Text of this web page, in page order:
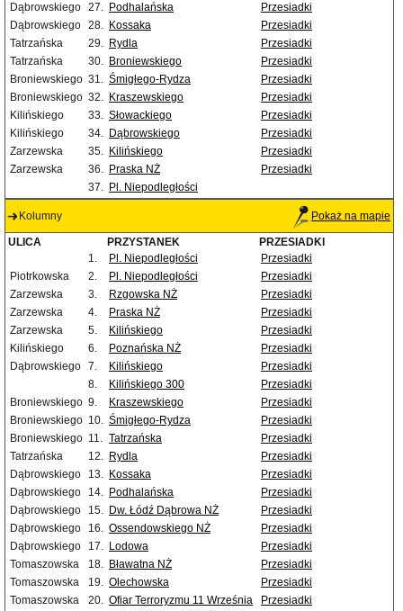
Dąbrowskiego 27. Podhalańska
Przesiadki
Dąbrowskiego 28. Kossaka
Przesiadki
Tatrzańska
29. Rydla
Przesiadki
Tatrzańska
30. Broniewskiego
Przesiadki
Broniewskiego 31. Śmigłego-Rydza
Przesiadki
Broniewskiego 32. Kraszewskiego
Przesiadki
Kilińskiego
33. Słowackiego
Przesiadki
Kilińskiego
34. Dąbrowskiego
Przesiadki
Zarzewska
35. Kilińskiego
Przesiadki
Zarzewska
36. Praska NŻ
Przesiadki
37. Pl. Niepodległości
Kolumny Pokaż na mapie
ULICA PRZYSTANEK
PRZESIADKI
1.
Pl. Niepodległości
Przesiadki
Piotrkowska
2. Pl. Niepodległości
Przesiadki
Zarzewska
3. Rzgowska NŻ
Przesiadki
Zarzewska
4. Praska NŻ
Przesiadki
Zarzewska
5. Kilińskiego
Przesiadki
Kilińskiego
6. Poznańska NŻ
Przesiadki
Dąbrowskiego 7. Kilińskiego
Przesiadki
8.
Kilińskiego 300
Przesiadki
Broniewskiego 9. Kraszewskiego
Przesiadki
Broniewskiego 10. Śmigłego-Rydza
Przesiadki
Broniewskiego 11. Tatrzańska
Przesiadki
Tatrzańska
12. Rydla
Przesiadki
Dąbrowskiego
13. Kossaka
Przesiadki
Dąbrowskiego
14. Podhalańska
Przesiadki
Dąbrowskiego
15. Dw. Łódź Dąbrowa NŻ
Przesiadki
Dąbrowskiego
16. Ossendowskiego NŻ
Przesiadki
Dąbrowskiego
17. Lodowa
Przesiadki
Tomaszowska
18. Bławatna NŻ
Przesiadki
Tomaszowska
19. Olechowska
Przesiadki
Tomaszowska
20. Ofiar Terroryzmu 11 Września
Przesiadki